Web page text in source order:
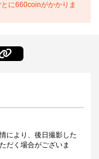
に660coinがかかりま
により、後日撮影した
だく場合がございま